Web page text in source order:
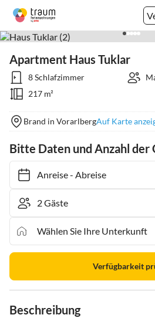
Apartment Haus Tuklar
8 Schlafzimmer
217 m²
Brand in VorarlbergAuf Karte
Bitte Daten und Anzahl der
Anreise- Abreise
Verfügbarkeit
Beschreibung